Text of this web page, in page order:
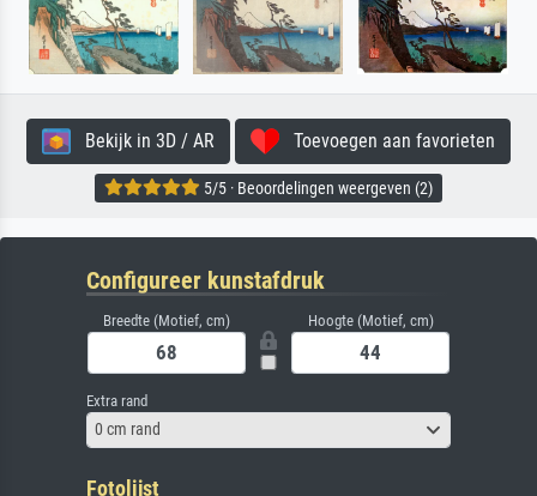
Bekijk in 3D / AR Toevoegen aan favorieten
5/5 · Beoordelingen weergeven (2)
Configureer kunstafdruk
Breedte (Motief, cm) Hoogte (Motief, cm)
Extra rand
0 cm rand
Fotolijst